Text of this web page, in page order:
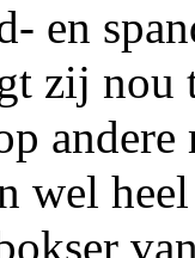
en
zij nou
andere
wel